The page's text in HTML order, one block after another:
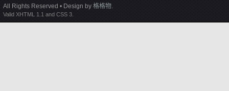
All Rights Reserved • Design by 格格物.
Valid XHTML 1.1 and CSS 3.